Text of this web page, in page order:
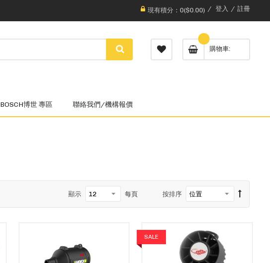
現有積分：0($0.00) 登入 註冊
購物車
BOSCH博世 專區 聯絡我們/機構報價
按排序
顯示 每頁
SALE